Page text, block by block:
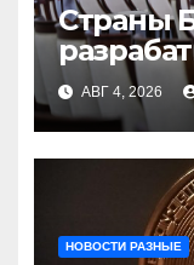
Страны
АВГ 4, 2026
НОВОСТИ РАЗНЫЕ